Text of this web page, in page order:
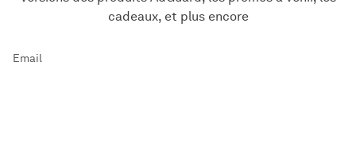
cadeaux, et plus encore
Email